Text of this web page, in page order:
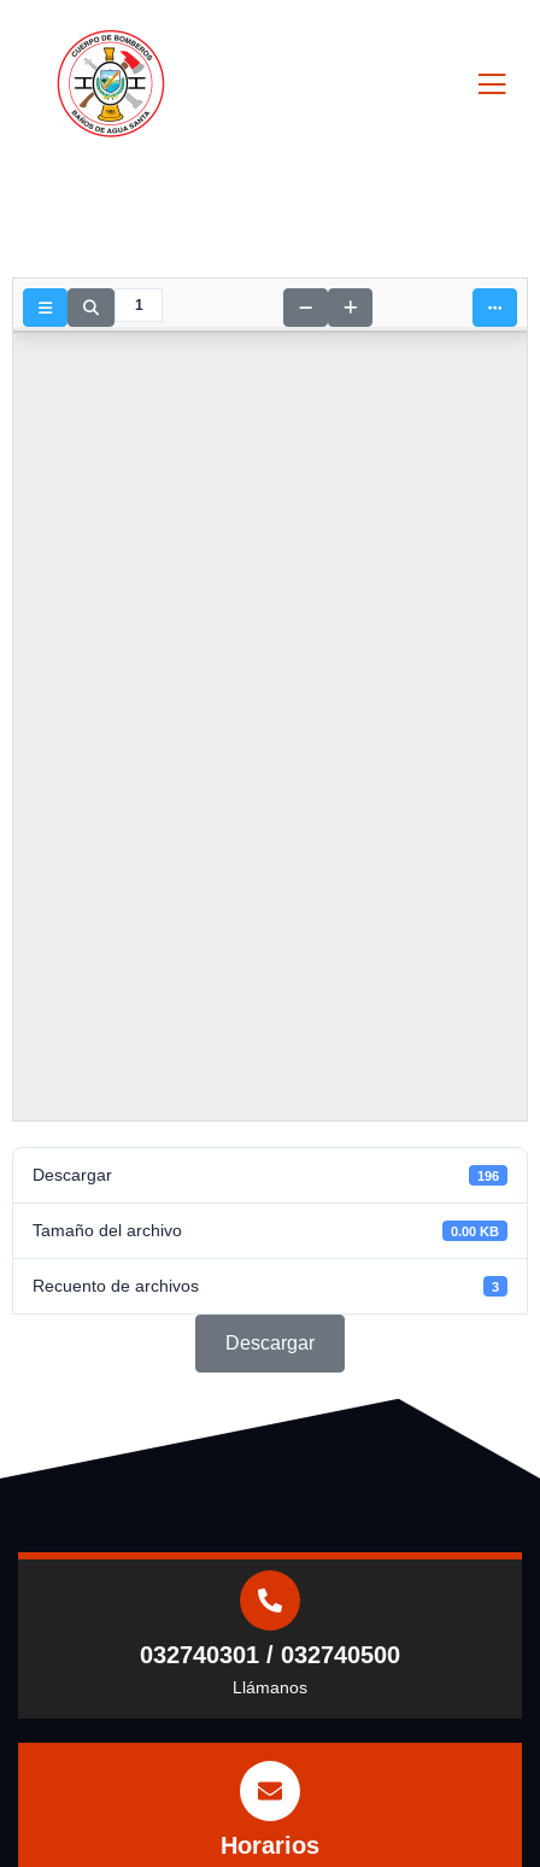
Descargar 196
Tamaño del archivo 0.00 KB
Recuento de archivos 3
Descargar
032740301 / 032740500
Llámanos
Horarios